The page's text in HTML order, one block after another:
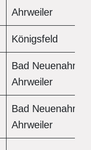
Ahrweiler
Königsfeld
Bad Neuenahr-
Ahrweiler
Bad Neuenahr-
Ahrweiler